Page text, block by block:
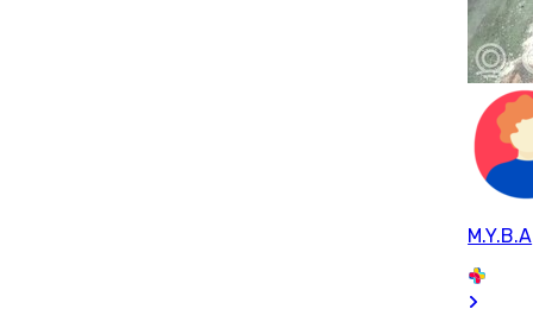
M.Y.B.A